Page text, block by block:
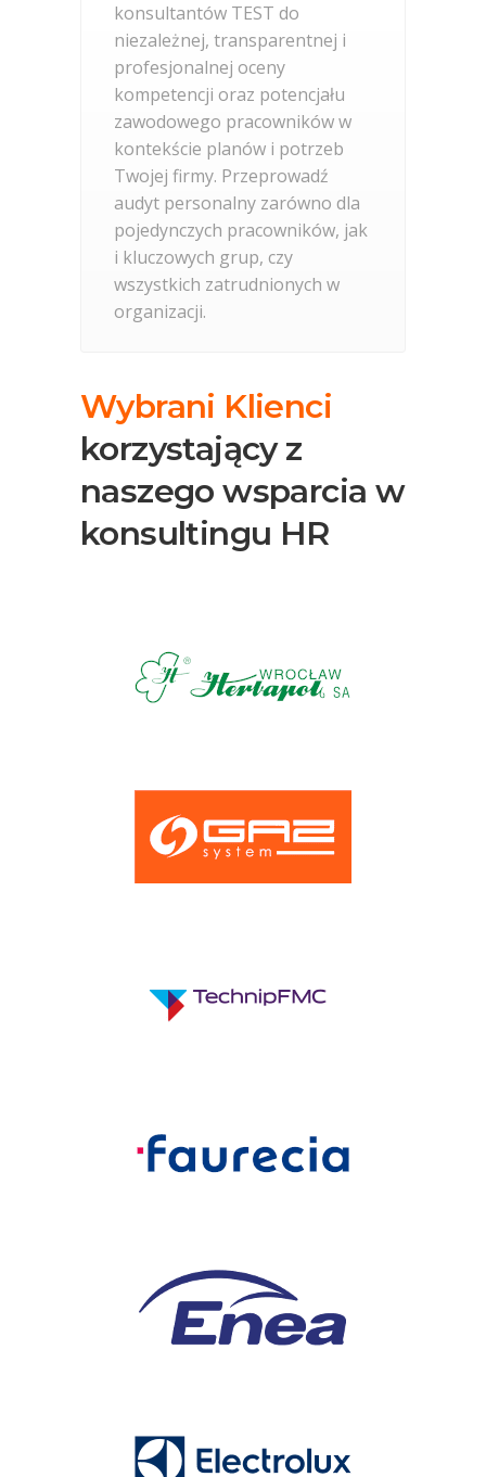
konsultantów TEST do
niezależnej, transparentnej i
profesjonalnej oceny
kompetencji oraz potencjału
zawodowego pracowników w
kontekście planów i potrzeb
Twojej firmy. Przeprowadź
audyt personalny zarówno dla
pojedynczych pracowników, jak
i kluczowych grup, czy
wszystkich zatrudnionych w
organizacji.
Wybrani Klienci
korzystający z
naszego wsparcia w
konsultingu HR